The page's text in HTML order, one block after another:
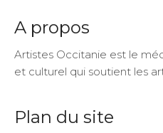
A propos
Artistes Occitanie est le
et culturel qui soutient les
Plan du site